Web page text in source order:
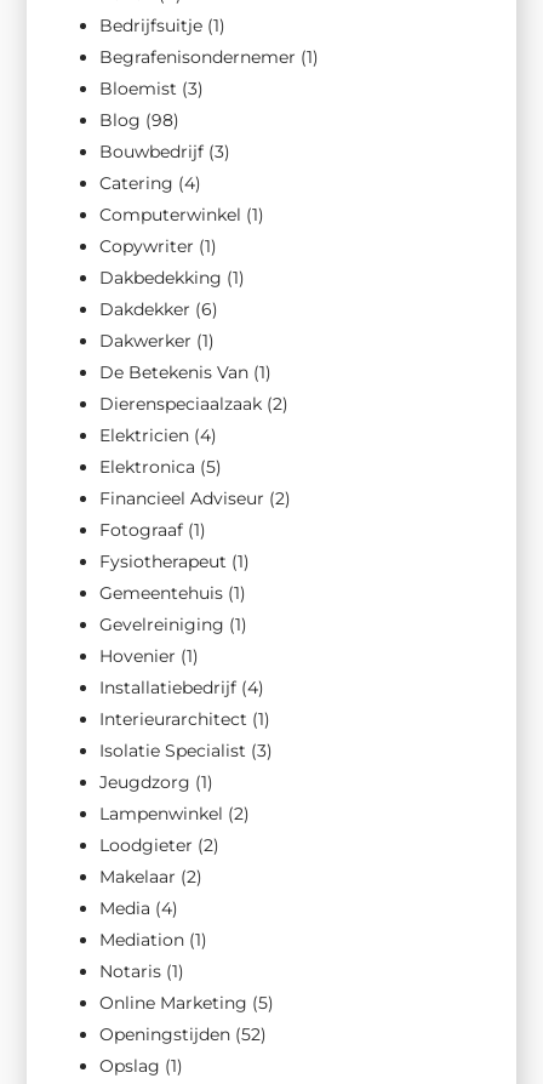
Bedrijfsuitje (1)
Begrafenisondernemer (1)
Bloemist (3)
Blog (98)
Bouwbedrijf (3)
Catering (4)
Computerwinkel (1)
Copywriter (1)
Dakbedekking (1)
Dakdekker (6)
Dakwerker (1)
De Betekenis Van (1)
Dierenspeciaalzaak (2)
Elektricien (4)
Elektronica (5)
Financieel Adviseur (2)
Fotograaf (1)
Fysiotherapeut (1)
Gemeentehuis (1)
Gevelreiniging (1)
Hovenier (1)
Installatiebedrijf (4)
Interieurarchitect (1)
Isolatie Specialist (3)
Jeugdzorg (1)
Lampenwinkel (2)
Loodgieter (2)
Makelaar (2)
Media (4)
Mediation (1)
Notaris (1)
Online Marketing (5)
Openingstijden (52)
Opslag (1)